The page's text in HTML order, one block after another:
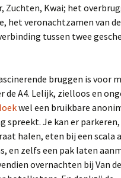
Zuchten, Kwai; het
het veronachtzamen van de
tussen twee
bruggen is voor
de A4. Lelijk, zielloos en
wel een bruikbare
spreekt. Je kan er
halen, eten bij een scala
en zelfs een pak laten
overnachten bij Van